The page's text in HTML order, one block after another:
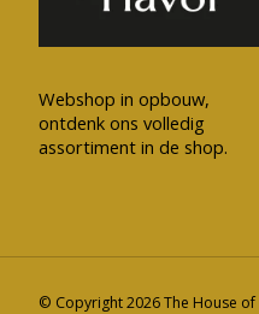
Webshop in opbouw,
ontdenk ons volledig
assortiment in de shop.
© Copyright 2026 The House